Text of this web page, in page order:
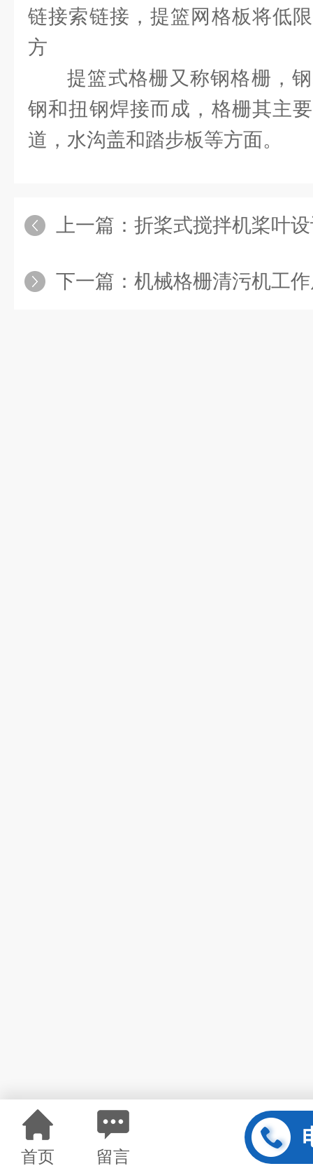
链接索链接，提篮网格板将低
方
提篮式格栅又称钢格栅，
钢和扭钢焊接而成，格栅其主
道，水沟盖和踏步板等方面。
上一篇： 折桨式搅拌机桨叶
下一篇： 机械格栅清污机工
首页 留言